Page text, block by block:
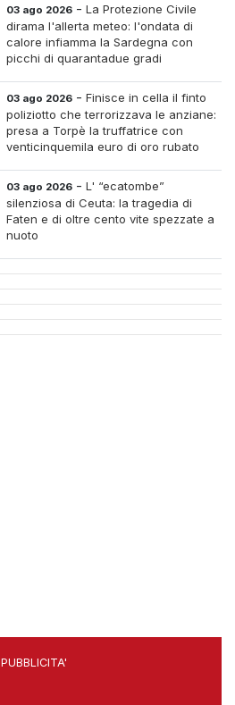
03 ago 2026 -La Protezione Civile
dirama l'allerta meteo: l'ondata di
calore infiamma la Sardegna con
picchi di quarantadue gradi
03 ago 2026 -Finisce in cella il finto
poliziotto che terrorizzava le anziane:
presa a Torpè la truffatrice con
venticinquemila euro di oro rubato
03 ago 2026 -L' “ecatombe”
silenziosa di Ceuta: la tragedia di
Faten e di oltre cento vite spezzate a
nuoto
PUBBLICITA'